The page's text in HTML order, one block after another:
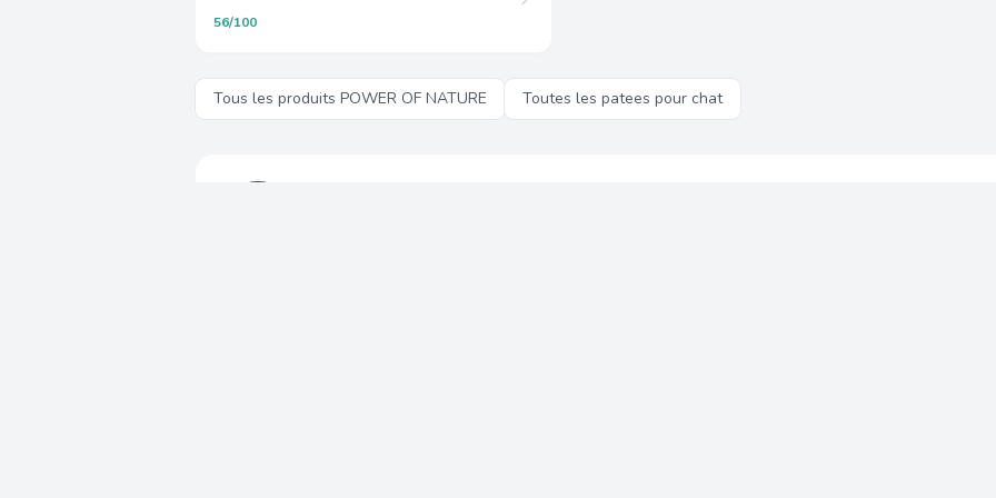
56/100
Tous les produits POWER OF NATURE Toutes les patees pour chat